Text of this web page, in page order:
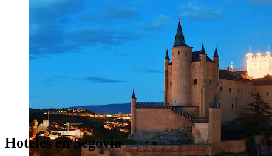
Hoteles en Segovia